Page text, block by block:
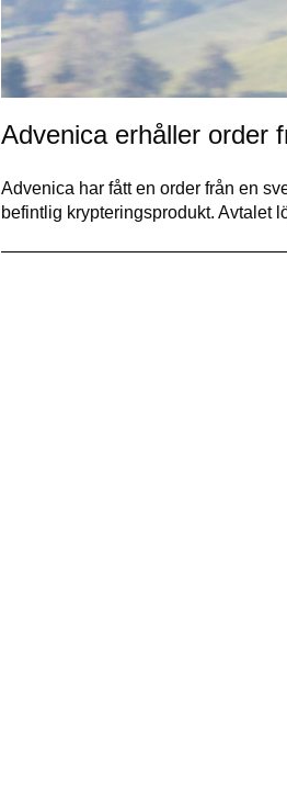
Advenica erhåller order
Advenica har fått en order från en
befintlig krypteringsprodukt. Avtalet